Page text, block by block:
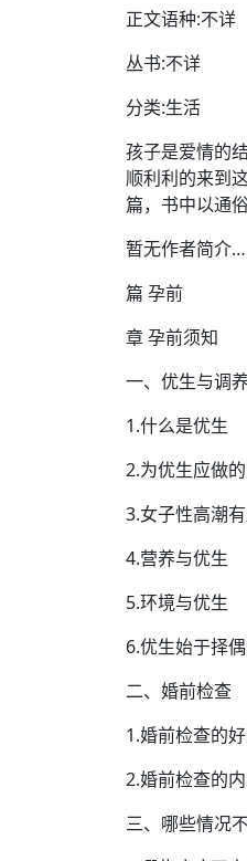
正文语种:不详
丛书:不详
分类:生活
孩子是爱情的
顺利利的来到
篇，书中以通
暂无作者简介
篇 孕前
章 孕前须知
一、优生与调
1.什么是优生
2.为优生应做
3.女子性高潮
4.营养与优生
5.环境与优生
6.优生始于择偶
二、婚前检查
1.婚前检查的
2.婚前检查的
三、哪些情况